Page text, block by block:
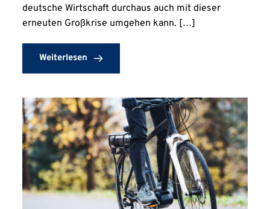
deutsche Wirtschaft durchaus auch mit dieser
erneuten Großkrise umgehen kann. […]
Weiterlesen